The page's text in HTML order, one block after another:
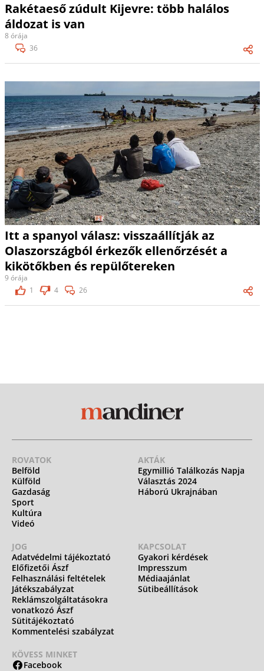
Rakétaeső zúdult Kijevre: több halálos
áldozat is van
8 órája
36
Itt a spanyol válasz: visszaállítják az
Olaszországból érkezők ellenőrzését a
kikötőkben és repülőtereken
9 órája
1
4 26
ROVATOK
Belföld
Külföld
Gazdaság
Sport
Kultúra
Videó
AKTÁK
Egymillió Találkozás Napja
Választás 2024
Háború Ukrajnában
JOG
Adatvédelmi tájékoztató
Előfizetői Ászf
Felhasználási feltételek
Játékszabályzat
Reklámszolgáltatásokra
vonatkozó Ászf
Sütitájékoztató
Kommentelési szabályzat
KAPCSOLAT
Gyakori kérdések
Impresszum
Médiaajánlat
Sütibeállítások
KÖVESS MINKET
Facebook